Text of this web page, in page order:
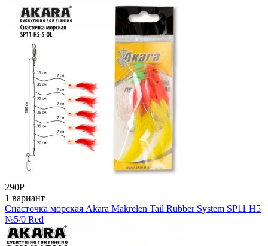
290Р
1 вариант
Снасточка морская Akara Makrelen Tail Rubber System SP11 H5
№5/0 Red